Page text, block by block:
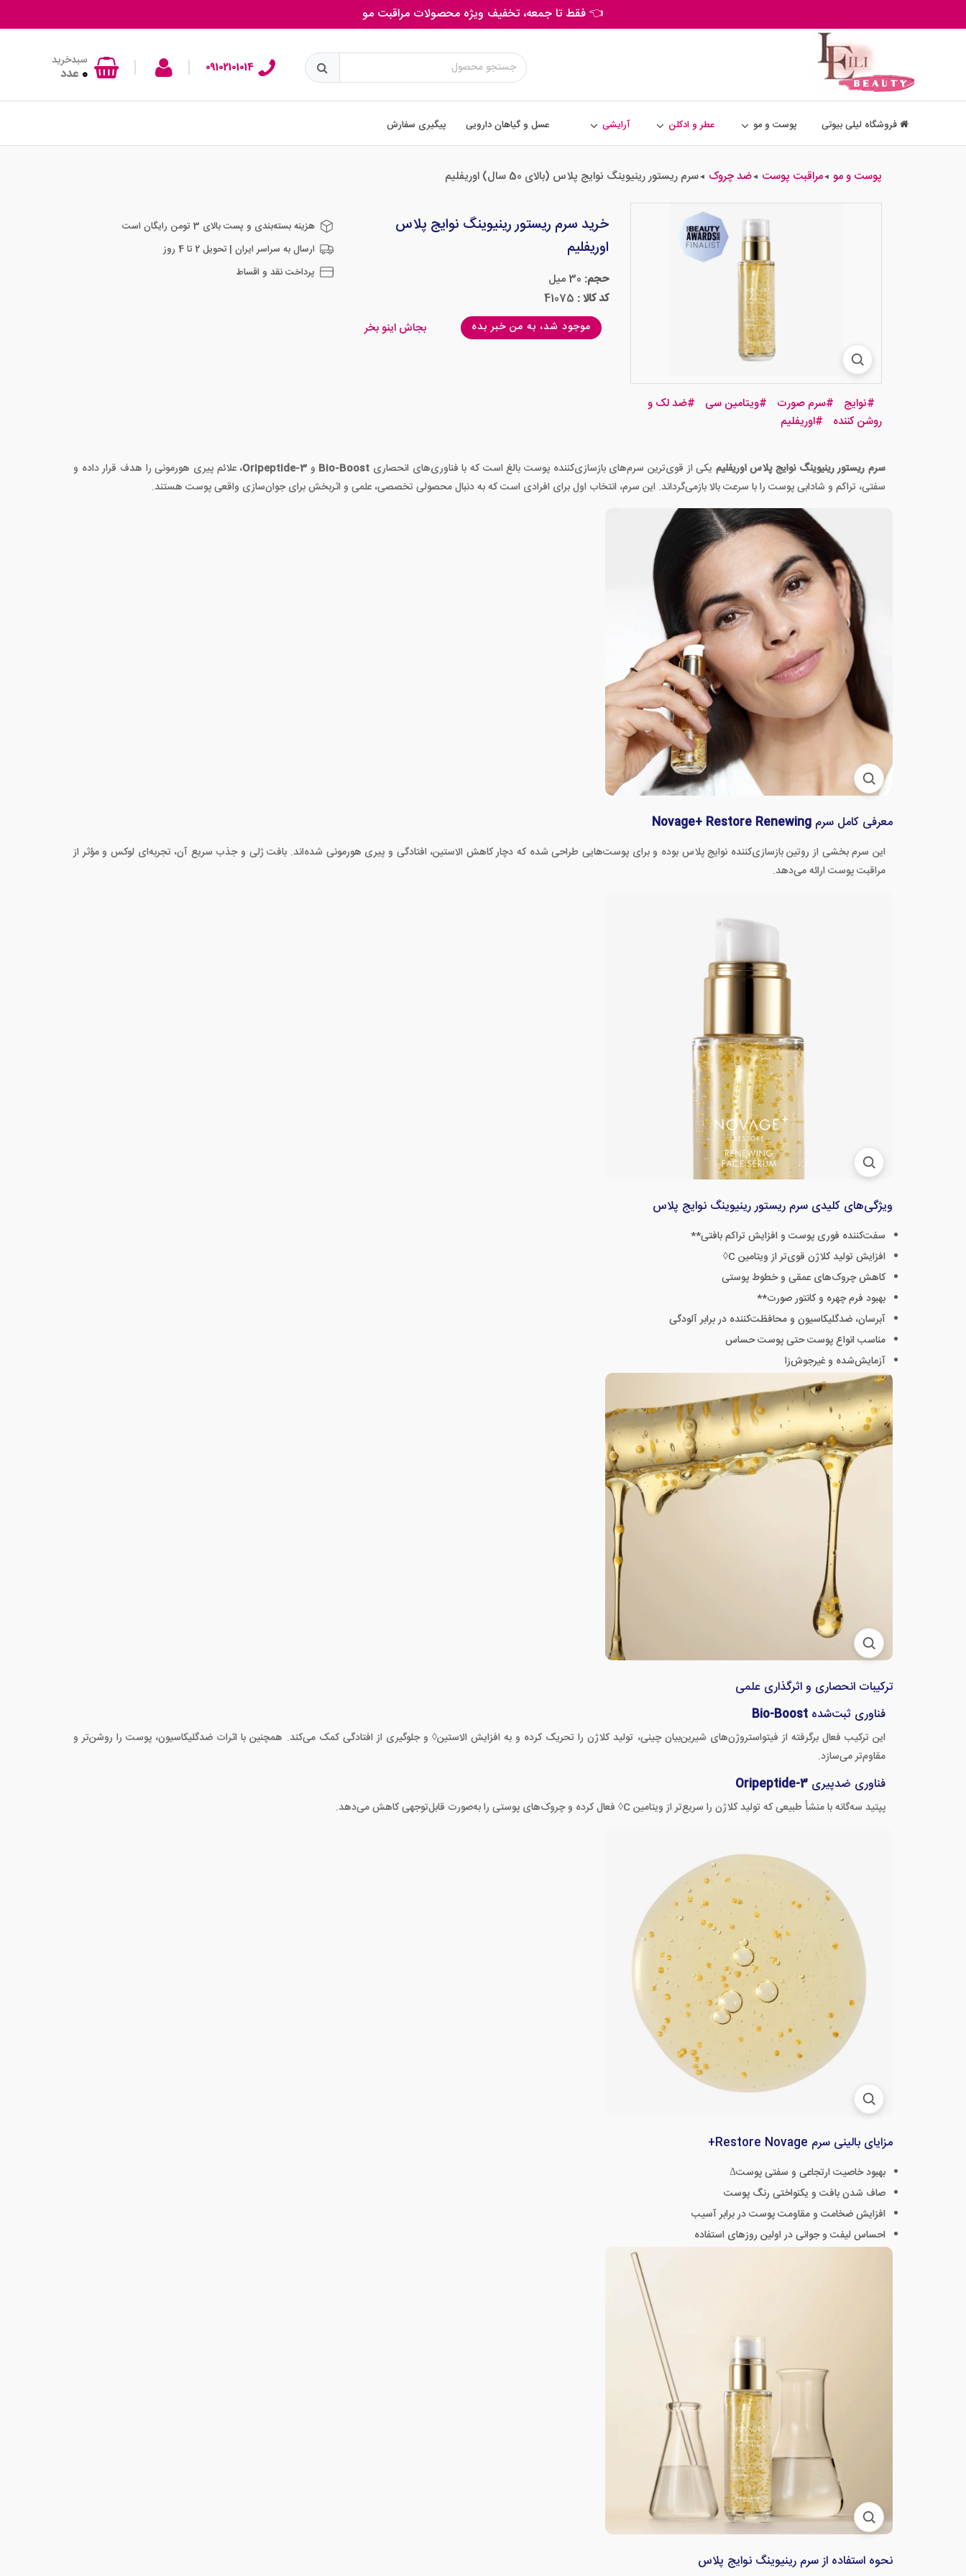
👈 فقط تا جمعه، تخفیف ویژه محصولات مراقبت مو
09102101014
|
| سبدخرید
0 عدد
فروشگاه لیلی بیوتی پوست و مو عطر و ادکلن آرایشی عسل و گیاهان دارویی پیگیری سفارش
پوست و مو ◄مراقبت پوست ◄ضد چروک ◄سرم ریستور رینیوینگ نوایج پلاس (بالای 50 سال) اوریفلیم
#نوایج #سرم صورت #ویتامین سی #ضد لک و
روشن کننده
#اوریفلیم
خرید سرم ریستور رینیوینگ نوایج پلاس
اوریفلیم
حجم: 30 میل
کد کالا : 41075
موجود شد، به من خبر بده بجاش اینو بخر
هزینه بسته‌بندی و پست بالای 3 تومن رایگان است
ارسال به سراسر ایران | تحویل 2 تا 4 روز
پرداخت نقد و اقساط
سرم ریستور رینیوینگ نوایج پلاس اوریفلیم یکی از قوی‌ترین سرم‌های بازسازی‌کننده پوست بالغ است که با فناوری‌های انحصاری Bio-Boost و Oripeptide-3، علائم پیری هورمونی را هدف قرار داده و
سفتی، تراکم و شادابی پوست را با سرعت بالا بازمی‌گرداند. این سرم، انتخاب اول برای افرادی است که به دنبال محصولی تخصصی، علمی و اثربخش برای جوان‌سازی واقعی پوست هستند.
معرفی کامل سرم Novage+ Restore Renewing
این سرم بخشی از روتین بازسازی‌کننده نوایج پلاس بوده و برای پوست‌هایی طراحی شده که دچار کاهش الاستین، افتادگی و پیری هورمونی شده‌اند. بافت ژلی و جذب سریع آن، تجربه‌ای لوکس و مؤثر از
مراقبت پوست ارائه می‌دهد.
ویژگی‌های کلیدی سرم ریستور رینیوینگ نوایج پلاس
سفت‌کننده فوری پوست و افزایش تراکم بافتی**
افزایش تولید کلاژن قوی‌تر از ویتامین C◊
کاهش چروک‌های عمقی و خطوط پوستی
بهبود فرم چهره و کانتور صورت**
آبرسان، ضدگلیکاسیون و محافظت‌کننده در برابر آلودگی
مناسب انواع پوست حتی پوست حساس
آزمایش‌شده و غیرجوش‌زا
ترکیبات انحصاری و اثرگذاری علمی
فناوری ثبت‌شده Bio-Boost
این ترکیب فعال برگرفته از فیتواستروژن‌های شیرین‌بیان چینی، تولید کلاژن را تحریک کرده و به افزایش الاستین◊ و جلوگیری از افتادگی کمک می‌کند. همچنین با اثرات ضدگلیکاسیون، پوست را روشن‌تر و
مقاوم‌تر می‌سازد.
فناوری ضدپیری Oripeptide-3
پپتید سه‌گانه با منشأ طبیعی که تولید کلاژن را سریع‌تر از ویتامین C◊ فعال کرده و چروک‌های پوستی را به‌صورت قابل‌توجهی کاهش می‌دهد.
مزایای بالینی سرم Restore Novage+
بهبود خاصیت ارتجاعی و سفتی پوستΔ
صاف شدن بافت و یکنواختی رنگ پوست
افزایش ضخامت و مقاومت پوست در برابر آسیب
احساس لیفت و جوانی در اولین روزهای استفاده
نحوه استفاده از سرم رینیوینگ نوایج پلاس